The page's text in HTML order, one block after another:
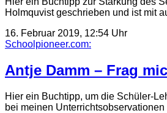
Holmquvist geschrieben und ist mit
16. Februar 2019, 12:54 Uhr
Schoolpioneer.com:
Antje Damm – Frag
Hier ein Buchtipp, um die Schüler-
bei meinen